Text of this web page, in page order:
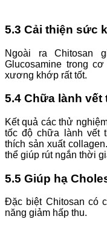
5.3 Cải thiện sức
Ngoài ra Chitosan
Glucosamine trong
xương khớp rất tốt.
5.4 Chữa lành
Kết quả các thử
tốc độ chữa lành vết
thích sản xuất
thể giúp rút ngắn thời
5.5 Giúp hạ
Đặc biệt Chitosan có
năng giảm hấp thu.